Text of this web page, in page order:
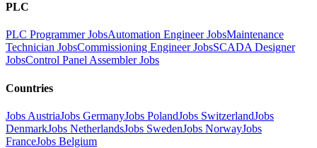
PLC
PLC Programmer JobsAutomation Engineer JobsMaintenance
Technician JobsCommissioning Engineer JobsSCADA Designer
JobsControl Panel Assembler Jobs
Countries
Jobs AustriaJobs GermanyJobs PolandJobs SwitzerlandJobs
DenmarkJobs NetherlandsJobs SwedenJobs NorwayJobs
FranceJobs Belgium